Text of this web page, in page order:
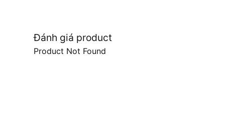
Đánh giá product
Product Not Found